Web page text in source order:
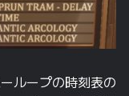
ループの時刻表の